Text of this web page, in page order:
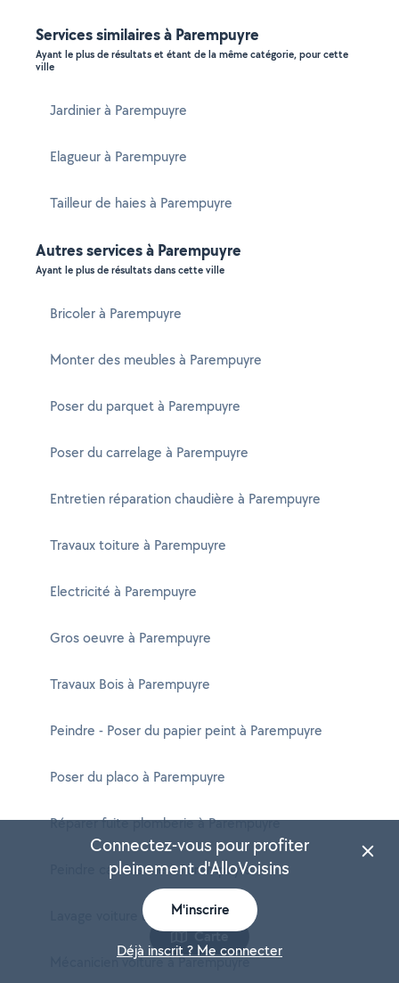
Services similaires à Parempuyre
Ayant le plus de résultats et étant de la même catégorie, pour cette
ville
Jardinier à Parempuyre
Elagueur à Parempuyre
Tailleur de haies à Parempuyre
Autres services à Parempuyre
Ayant le plus de résultats dans cette ville
Bricoler à Parempuyre
Monter des meubles à Parempuyre
Poser du parquet à Parempuyre
Poser du carrelage à Parempuyre
Entretien réparation chaudière à Parempuyre
Travaux toiture à Parempuyre
Electricité à Parempuyre
Gros oeuvre à Parempuyre
Travaux Bois à Parempuyre
Peindre - Poser du papier peint à Parempuyre
Poser du placo à Parempuyre
Réparer fuite plomberie à Parempuyre
Peindre carrosserie à Parempuyre
Lavage voiture à Parempuyre
Mécanicien voiture à Parempuyre
Carte
Connectez-vous pour profiter
pleinement d'AlloVoisins
M'inscrire
Déjà inscrit ? Me connecter